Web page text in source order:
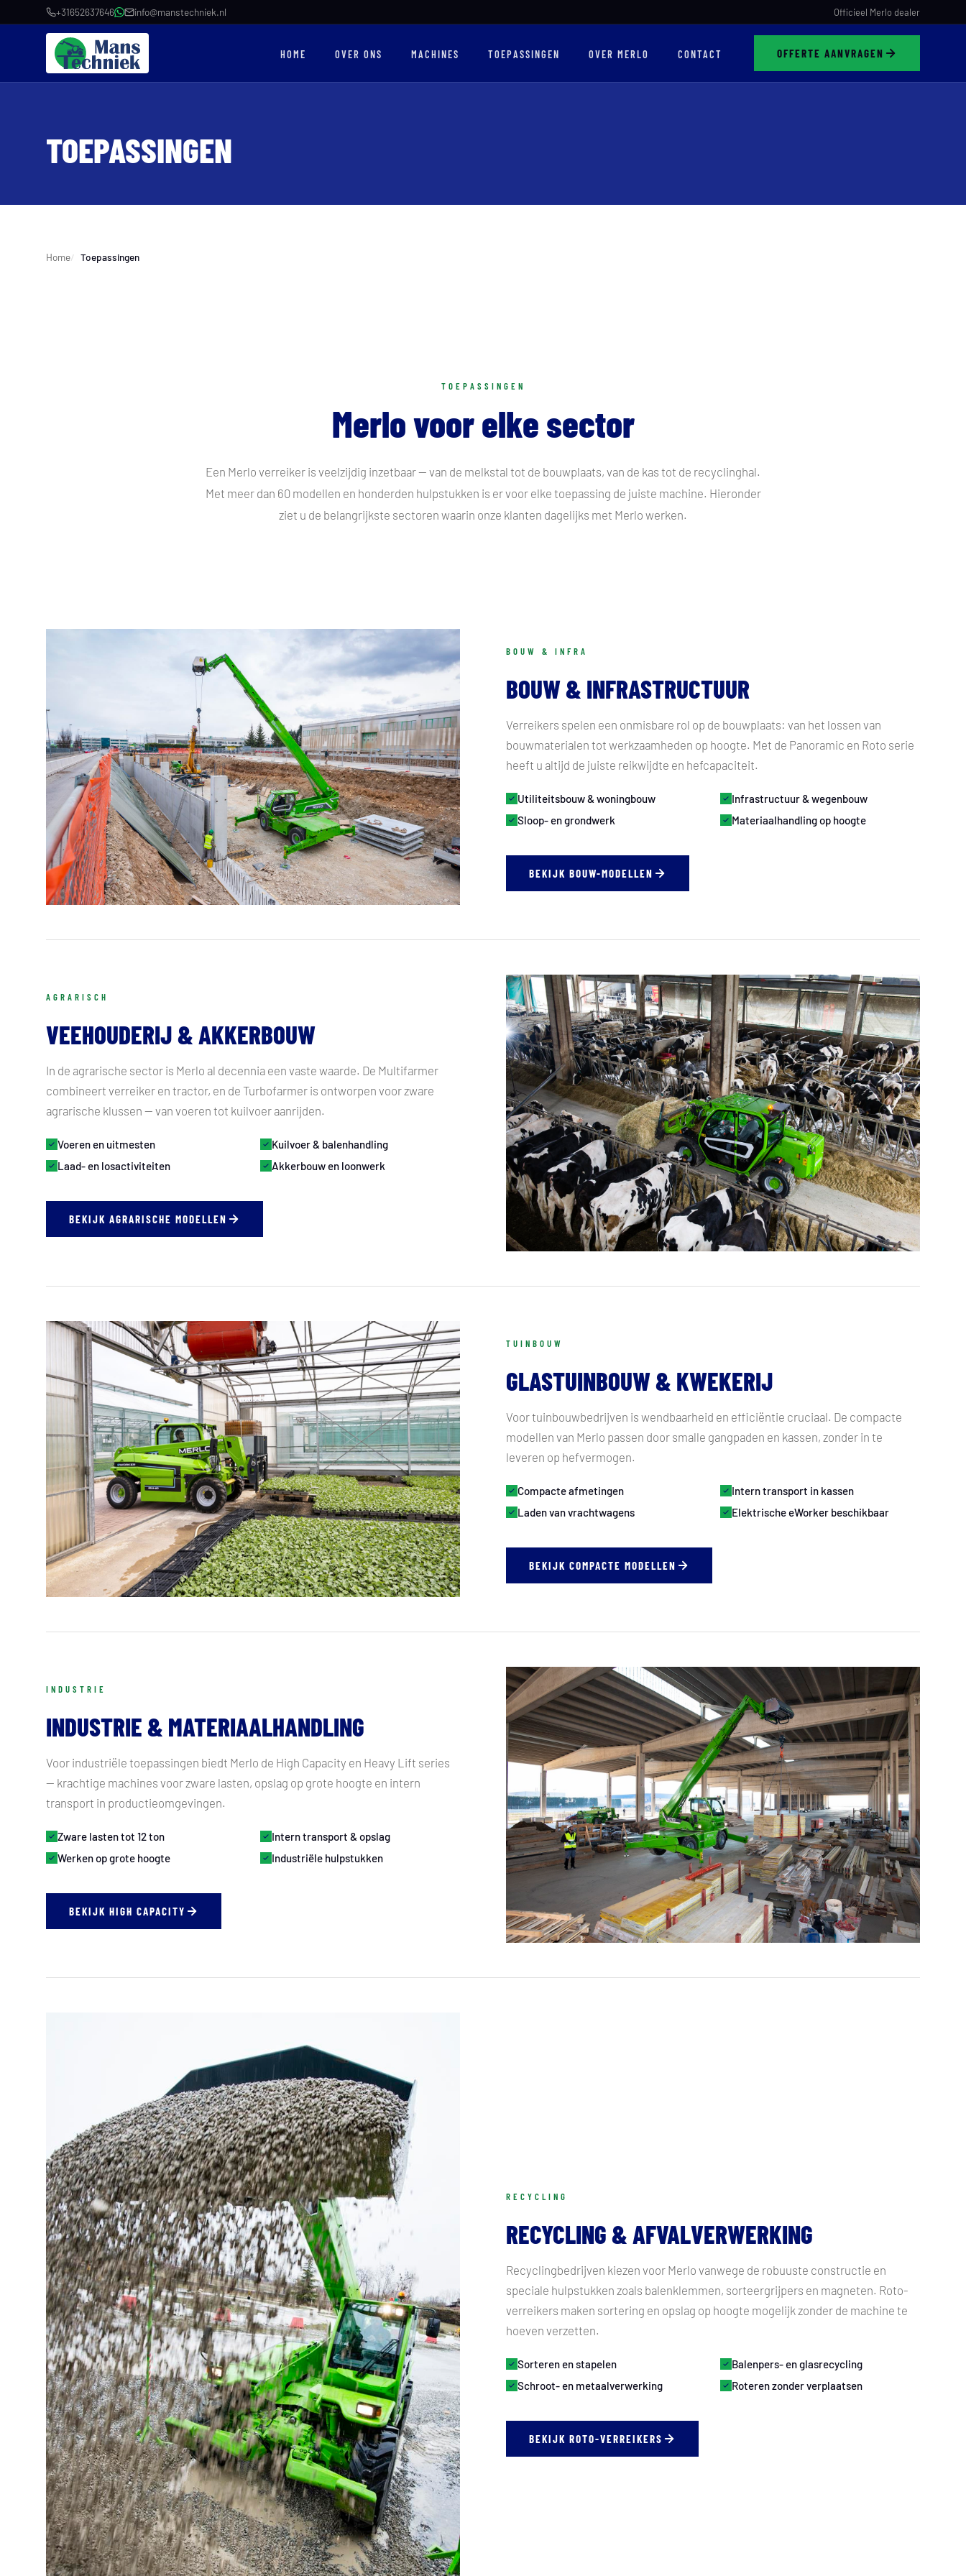
+31652637646 info@manstechniek.nl Officieel Merlo dealer
HOME OVER ONS MACHINES TOEPASSINGEN OVER MERLO CONTACT OFFERTE AANVRAGEN
TOEPASSINGEN
Home Toepassingen
TOEPASSINGEN
Merlo voor elke sector
Een Merlo verreiker is veelzijdig inzetbaar — van de melkstal tot de bouwplaats, van de kas tot de recyclinghal.
Met meer dan 60 modellen en honderden hulpstukken is er voor elke toepassing de juiste machine. Hieronder
ziet u de belangrijkste sectoren waarin onze klanten dagelijks met Merlo werken.
BOUW & INFRA
BOUW & INFRASTRUCTUUR
Verreikers spelen een onmisbare rol op de bouwplaats: van het lossen van
bouwmaterialen tot werkzaamheden op hoogte. Met de Panoramic en Roto serie
heeft u altijd de juiste reikwijdte en hefcapaciteit.
Utiliteitsbouw & woningbouw
Infrastructuur & wegenbouw
Sloop- en grondwerk
Materiaalhandling op hoogte
BEKIJK BOUW-MODELLEN
AGRARISCH
VEEHOUDERIJ & AKKERBOUW
In de agrarische sector is Merlo al decennia een vaste waarde. De Multifarmer
combineert verreiker en tractor, en de Turbofarmer is ontworpen voor zware
agrarische klussen — van voeren tot kuilvoer aanrijden.
Voeren en uitmesten
Kuilvoer & balenhandling
Laad- en losactiviteiten
Akkerbouw en loonwerk
BEKIJK AGRARISCHE MODELLEN
TUINBOUW
GLASTUINBOUW & KWEKERIJ
Voor tuinbouwbedrijven is wendbaarheid en efficiëntie cruciaal. De compacte
modellen van Merlo passen door smalle gangpaden en kassen, zonder in te
leveren op hefvermogen.
Compacte afmetingen
Intern transport in kassen
Laden van vrachtwagens
Elektrische eWorker beschikbaar
BEKIJK COMPACTE MODELLEN
INDUSTRIE
INDUSTRIE & MATERIAALHANDLING
Voor industriële toepassingen biedt Merlo de High Capacity en Heavy Lift series
— krachtige machines voor zware lasten, opslag op grote hoogte en intern
transport in productieomgevingen.
Zware lasten tot 12 ton
Intern transport & opslag
Werken op grote hoogte
Industriële hulpstukken
BEKIJK HIGH CAPACITY
RECYCLING
RECYCLING & AFVALVERWERKING
Recyclingbedrijven kiezen voor Merlo vanwege de robuuste constructie en
speciale hulpstukken zoals balenklemmen, sorteergrijpers en magneten. Roto-
verreikers maken sortering en opslag op hoogte mogelijk zonder de machine te
hoeven verzetten.
Sorteren en stapelen
Balenpers- en glasrecycling
Schroot- en metaalverwerking
Roteren zonder verplaatsen
BEKIJK ROTO-VERREIKERS